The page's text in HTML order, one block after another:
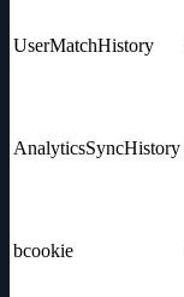
UserMatchHistory
AnalyticsSyncHistory
bcookie